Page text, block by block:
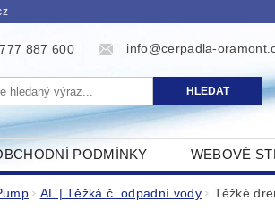
887 600 info@cerpadla-
PODMÍNKY WEBOVÉ
AL | Těžká č. odpadní vody
Těžké